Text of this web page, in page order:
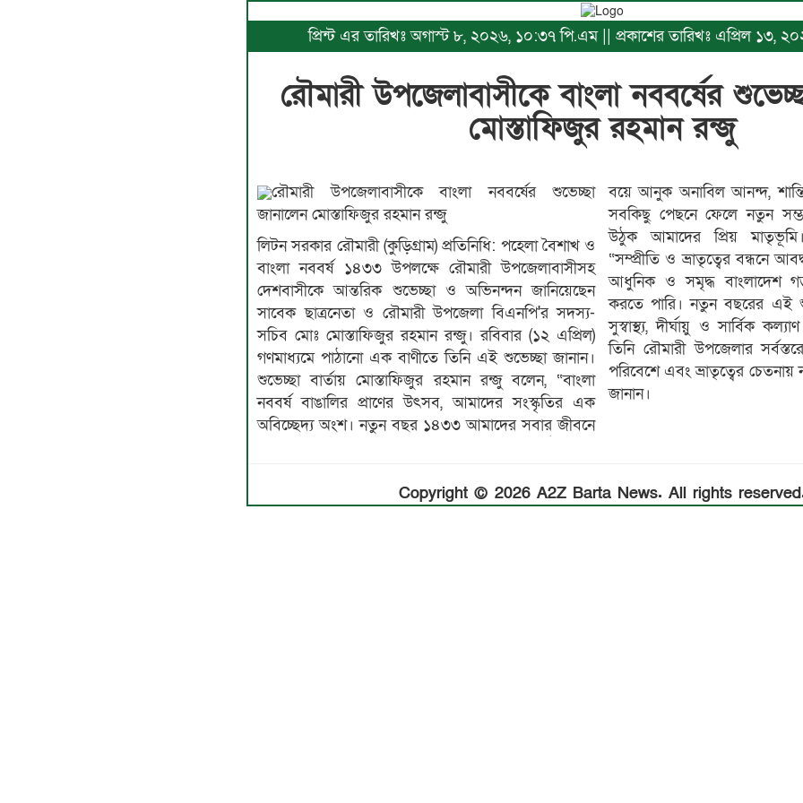
প্রিন্ট এর তারিখঃ অগাস্ট ৮, ২০২৬, ১০:৩৭ পি.এম || প্রকাশের তারিখঃ এপ্রিল ১৩,
রৌমারী উপজেলাবাসীকে বাংলা নববর্ষের
মোস্তাফিজুর রহমান রন্জু
রৌমারী উপজেলাবাসীকে বাংলা নববর্ষের শুভেচ্ছা
জানালেন মোস্তাফিজুর রহমান রন্জু
লিটন সরকার রৌমারী (কুড়িগ্রাম) প্রতিনিধি: পহেলা বৈশাখ ও
বাংলা নববর্ষ ১৪৩৩ উপলক্ষে রৌমারী উপজেলাবাসীসহ
দেশবাসীকে আন্তরিক শুভেচ্ছা ও অভিনন্দন জানিয়েছেন
সাবেক ছাত্রনেতা ও রৌমারী উপজেলা বিএনপি'র সদস্য-
সচিব মোঃ মোস্তাফিজুর রহমান রন্জু। রবিবার (১২ এপ্রিল)
গণমাধ্যমে পাঠানো এক বাণীতে তিনি এই শুভেচ্ছা জানান।
শুভেচ্ছা বার্তায় মোস্তাফিজুর রহমান রন্জু বলেন, “বাংলা
নববর্ষ বাঙালির প্রাণের উৎসব, আমাদের সংস্কৃতির এক
অবিচ্ছেদ্য অংশ। নতুন বছর ১৪৩৩ আমাদের সবার জীবনে
বয়ে আনুক অনাবিল আনন্দ,
সবকিছু পেছনে ফেলে নতুন
উঠুক আমাদের প্রিয়
“সম্প্রীতি ও ভ্রাতৃত্বের বন্ধনে
আধুনিক ও সমৃদ্ধ বাংলাদেশ
করতে পারি। নতুন বছরের এই
সুস্বাস্থ্য, দীর্ঘায়ু ও সার্বিক
তিনি রৌমারী উপজেলার
পরিবেশে এবং ভ্রাতৃত্বের
জানান।
Copyright © 2026 A2Z Barta News. All rights